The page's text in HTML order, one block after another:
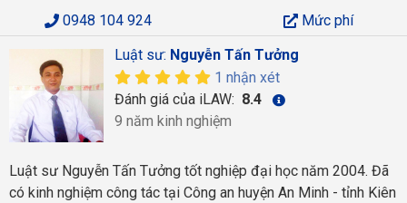
0948 104 924
Mức phí
Luật sư: Nguyễn Tấn Tưởng
1 nhận xét
Đánh giá của iLAW: 8.4
9 năm kinh nghiệm
Luật sư Nguyễn Tấn Tưởng tốt nghiệp đại học năm 2004. Đã
có kinh nghiệm công tác tại Công an huyện An Minh - tỉnh Kiên